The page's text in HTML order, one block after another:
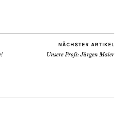
NÄCHSTER ARTIKEL
Unsere Profs: Jürgen Maier